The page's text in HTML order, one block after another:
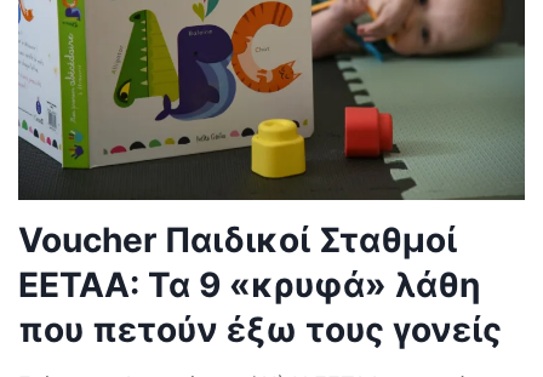
Voucher Παιδικοί Σταθμοί
ΕΕΤΑΑ: Τα 9 «κρυφά» λάθη
που πετούν έξω τους γονείς